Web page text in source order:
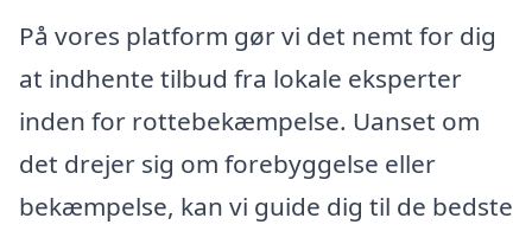
På vores platform gør vi det nemt for dig
at indhente tilbud fra lokale eksperter
inden for rottebekæmpelse. Uanset om
det drejer sig om forebyggelse eller
bekæmpelse, kan vi guide dig til de bedste